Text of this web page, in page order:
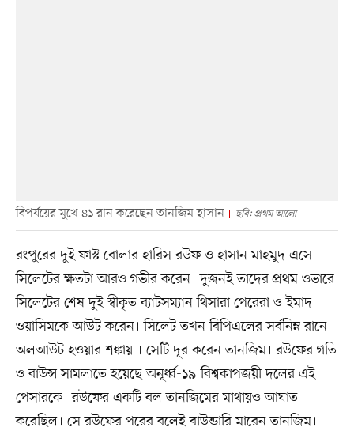
বিপর্যয়ের মুখে ৪১ রান করেছেন তানজিম হাসান ছবি: প্রথম আলো
রংপুরের দুই ফাস্ট বোলার হারিস রউফ ও হাসান মাহমুদ এসে
সিলেটের ক্ষতটা আরও গভীর করেন। দুজনই তাদের প্রথম ওভারে
সিলেটের শেষ দুই স্বীকৃত ব্যাটসম্যান থিসারা পেরেরা ও ইমাদ
ওয়াসিমকে আউট করেন। সিলেট তখন বিপিএলের সর্বনিম্ন রানে
অলআউট হওয়ার শঙ্কায় । সেটি দূর করেন তানজিম। রউফের গতি
ও বাউন্স সামলাতে হয়েছে অনূর্ধ্ব-১৯ বিশ্বকাপজয়ী দলের এই
পেসারকে। রউফের একটি বল তানজিমের মাথায়ও আঘাত
করেছিল। সে রউফের পরের বলেই বাউন্ডারি মারেন তানজিম।